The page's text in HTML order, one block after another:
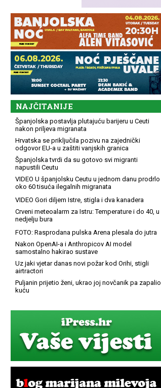
NAJČITANIJE
Španjolska postavlja plutajuću barijeru u Ceuti
nakon priljeva migranata
Hrvatska se priključila pozivu na zajednički
odgovor EU-a u zaštiti vanjskih granica
Španjolska tvrdi da su gotovo svi migranti
napustili Ceutu
VIDEO U španjolsku Ceutu u jednom danu prodrlo
oko 60 tisuća ilegalnih migranata
VIDEO Gori diljem Istre, stigla i dva kanadera
Crveni meteoalarm za Istru: Temperature i do 40, u
nedjelju bura
FOTO: Rasprodana pulska Arena plesala do jutra
Nakon OpenAI-a i Anthropicov AI model
samostalno hakirao sustave
Uz jaki vjetar danas novi požar kod Orihi, stigli
airtractori
Puljanin prijetio ženi, ukrao joj novčanik pa zapalio
kuću